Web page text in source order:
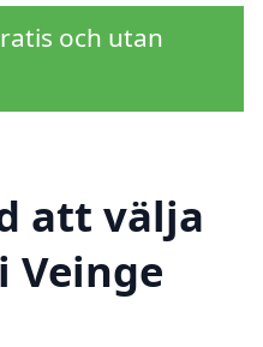
och utan
att välja
Veinge